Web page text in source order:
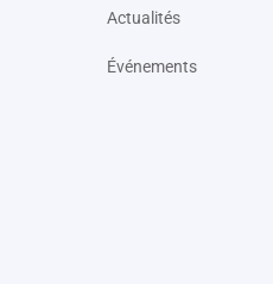
Actualités
Événements